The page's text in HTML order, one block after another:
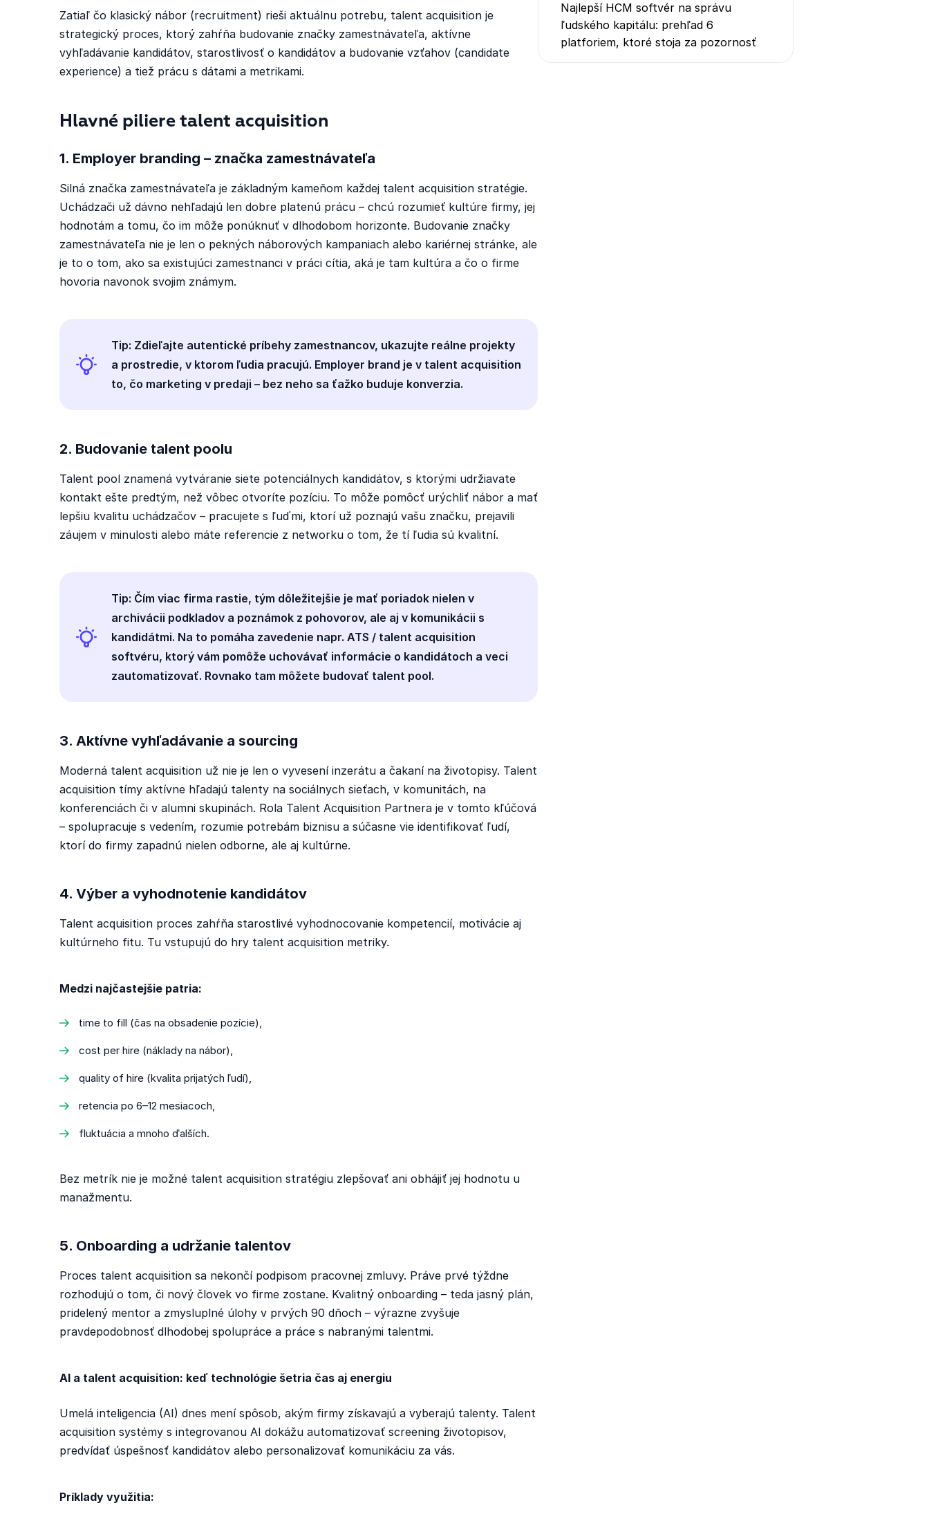
Zatiaľ čo klasický nábor (recruitment) rieši aktuálnu potrebu, talent acquisition je
strategický proces, ktorý zahŕňa budovanie značky zamestnávateľa, aktívne
vyhľadávanie kandidátov, starostlivosť o kandidátov a budovanie vzťahov (candidate
experience) a tiež prácu s dátami a metrikami.
Hlavné piliere talent acquisition
1. Employer branding – značka zamestnávateľa
Silná značka zamestnávateľa je základným kameňom každej talent acquisition stratégie.
Uchádzači už dávno nehľadajú len dobre platenú prácu – chcú rozumieť kultúre firmy, jej
hodnotám a tomu, čo im môže ponúknuť v dlhodobom horizonte. Budovanie značky
zamestnávateľa nie je len o pekných náborových kampaniach alebo kariérnej stránke, ale
je to o tom, ako sa existujúci zamestnanci v práci cítia, aká je tam kultúra a čo o firme
hovoria navonok svojim známym.
Tip: Zdieľajte autentické príbehy zamestnancov, ukazujte reálne projekty
a prostredie, v ktorom ľudia pracujú. Employer brand je v talent acquisition
to, čo marketing v predaji – bez neho sa ťažko buduje konverzia.
2. Budovanie talent poolu
Talent pool znamená vytváranie siete potenciálnych kandidátov, s ktorými udržiavate
kontakt ešte predtým, než vôbec otvoríte pozíciu. To môže pomôcť urýchliť nábor a mať
lepšiu kvalitu uchádzačov – pracujete s ľuďmi, ktorí už poznajú vašu značku, prejavili
záujem v minulosti alebo máte referencie z networku o tom, že tí ľudia sú kvalitní.
Tip: Čím viac firma rastie, tým dôležitejšie je mať poriadok nielen v
archivácii podkladov a poznámok z pohovorov, ale aj v komunikácii s
kandidátmi. Na to pomáha zavedenie napr. ATS / talent acquisition
softvéru, ktorý vám pomôže uchovávať informácie o kandidátoch a veci
zautomatizovať. Rovnako tam môžete budovať talent pool.
3. Aktívne vyhľadávanie a sourcing
Moderná talent acquisition už nie je len o vyvesení inzerátu a čakaní na životopisy. Talent
acquisition tímy aktívne hľadajú talenty na sociálnych sieťach, v komunitách, na
konferenciách či v alumni skupinách. Rola Talent Acquisition Partnera je v tomto kľúčová
– spolupracuje s vedením, rozumie potrebám biznisu a súčasne vie identifikovať ľudí,
ktorí do firmy zapadnú nielen odborne, ale aj kultúrne.
4. Výber a vyhodnotenie kandidátov
Talent acquisition proces zahŕňa starostlivé vyhodnocovanie kompetencií, motivácie aj
kultúrneho fitu. Tu vstupujú do hry talent acquisition metriky.
Medzi najčastejšie patria:
time to fill (čas na obsadenie pozície),
cost per hire (náklady na nábor),
quality of hire (kvalita prijatých ľudí),
retencia po 6–12 mesiacoch,
fluktuácia a mnoho ďalších.
Bez metrík nie je možné talent acquisition stratégiu zlepšovať ani obhájiť jej hodnotu u
manažmentu.
5. Onboarding a udržanie talentov
Proces talent acquisition sa nekončí podpisom pracovnej zmluvy. Práve prvé týždne
rozhodujú o tom, či nový človek vo firme zostane. Kvalitný onboarding – teda jasný plán,
pridelený mentor a zmysluplné úlohy v prvých 90 dňoch – výrazne zvyšuje
pravdepodobnosť dlhodobej spolupráce a práce s nabranými talentmi.
AI a talent acquisition: keď technológie šetria čas aj energiu
Umelá inteligencia (AI) dnes mení spôsob, akým firmy získavajú a vyberajú talenty. Talent
acquisition systémy s integrovanou AI dokážu automatizovať screening životopisov,
predvídať úspešnosť kandidátov alebo personalizovať komunikáciu za vás.
Príklady využitia:
Najlepší HCM softvér na správu
ľudského kapitálu: prehľad 6
platforiem, ktoré stoja za pozornosť